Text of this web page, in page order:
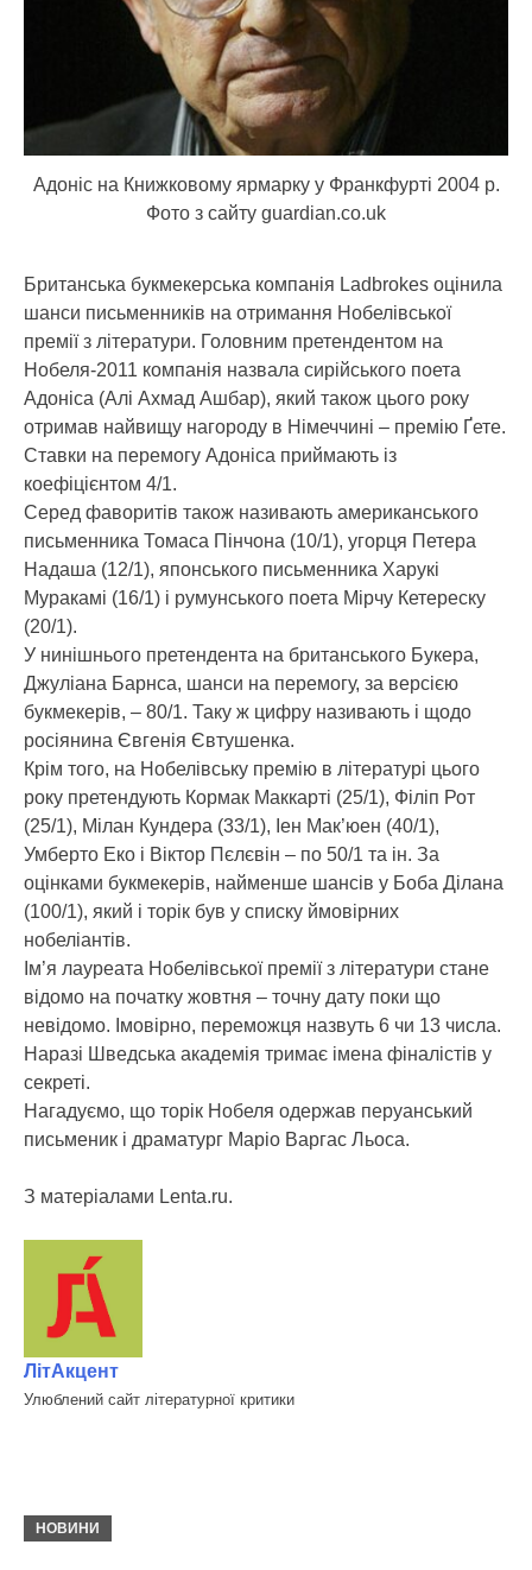
Адоніс на Книжковому ярмарку у Франкфурті 2004 р.
Фото з сайту guardian.co.uk
Британська букмекерська компанія Ladbrokes оцінила
шанси письменників на отримання Нобелівської
премії з літератури. Головним претендентом на
Нобеля-2011 компанія назвала сирійського поета
Адоніса (Алі Ахмад Ашбар), який також цього року
отримав найвищу нагороду в Німеччині – премію Ґете.
Ставки на перемогу Адоніса приймають із
коефіцієнтом 4/1.
Серед фаворитів також називають американського
письменника Томаса Пінчона (10/1), угорця Петера
Надаша (12/1), японського письменника Харукі
Муракамі (16/1) і румунського поета Мірчу Кетереску
(20/1).
У нинішнього претендента на британського Букера,
Джуліана Барнса, шанси на перемогу, за версією
букмекерів, – 80/1. Таку ж цифру називають і щодо
росіянина Євгенія Євтушенка.
Крім того, на Нобелівську премію в літературі цього
року претендують Кормак Маккарті (25/1), Філіп Рот
(25/1), Мілан Кундера (33/1), Іен Мак’юен (40/1),
Умберто Еко і Віктор Пєлєвін – по 50/1 та ін. За
оцінками букмекерів, найменше шансів у Боба Ділана
(100/1), який і торік був у списку ймовірних
нобеліантів.
Ім’я лауреата Нобелівської премії з літератури стане
відомо на початку жовтня – точну дату поки що
невідомо. Імовірно, переможця назвуть 6 чи 13 числа.
Наразі Шведська академія тримає імена фіналістів у
секреті.
Нагадуємо, що торік Нобеля одержав перуанський
письменик і драматург Маріо Варгас Льоса.
З матеріалами Lenta.ru.
ЛітАкцент
Улюблений сайт літературної критики
НОВИНИ